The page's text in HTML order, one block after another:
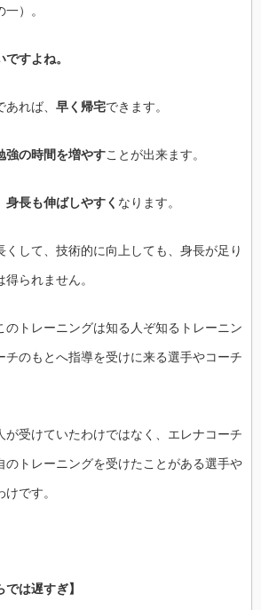
）。
すよね。
れば、 早く帰宅できます。
強の時間を増やすことが出来ます。
身長も伸ばしやすく なります。
くして、技術的に向上しても、身長が足り
られません。
のトレーニングは知る人ぞ知るトレーニン
チのもとへ指導を受けに来る選手やコーチ
が受けていたわけではなく、エレナコーチ
のトレーニングを受けたことがある選手や
です。
では遅すぎ】